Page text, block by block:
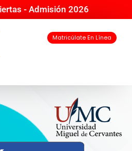
herramientas
- Admisión 2026
Matricúlate En Línea